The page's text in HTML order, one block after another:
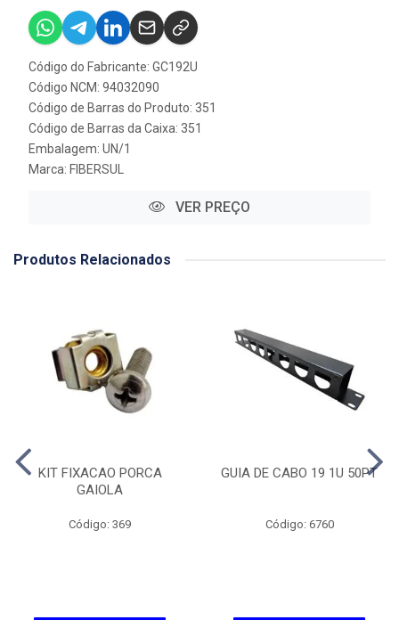
Código do Fabricante: GC192U
Código NCM: 94032090
Código de Barras do Produto: 351
Código de Barras da Caixa: 351
Embalagem: UN/1
Marca: FIBERSUL
VER PREÇO
Produtos Relacionados
KIT FIXACAO PORCA
GAIOLA
Código: 369
GUIA DE CABO 19 1U 50PT
Código: 6760